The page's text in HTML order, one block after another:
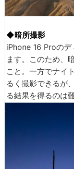
◆暗所撮影
iPhone 16 Proのデ
ます。このため、
こと。一方でナイ
るく撮影できるが
る結果を得るのは